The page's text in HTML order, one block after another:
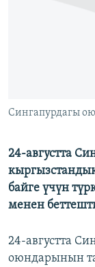
Сингапурдагы
24-августта
байге үчүн
менен
24-августта
оюндарынын